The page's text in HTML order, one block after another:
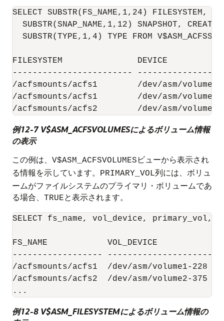
SELECT SUBSTR(FS_NAME,1,24) FILESYSTEM,
SUBSTR(SNAP_NAME,1,12) SNAPSHOT,
SUBSTR(TYPE,1,4) TYPE FROM
FILESYSTEM               DEVICE
------------------------
/acfsmounts/acfs1        /dev/asm/
/acfsmounts/acfs1        /dev/asm/volume1-
例12-7 V$ASM_ACFSVOLUMESによるボリューム情報
の表示
この例は、 V$ASM_ACFSVOLUMES ビューから表示され
る情報を示しています。
PRIMARY_VOL列には、ボリュ
ームがファイルシステムのプライマリ・ボリュームであ
る場合、 TRUEと表示されます。
SELECT fs_name, vol_device, primary_vol,
FS_NAME            VOL_DEVICE
------------------
/acfsmounts/acfs1  /dev/asm/volume1-228
/acfsmounts/acfs2  /dev/asm/volume2-375
...
例12-8 V$ASM_FILESYSTEMによるボリューム情報の